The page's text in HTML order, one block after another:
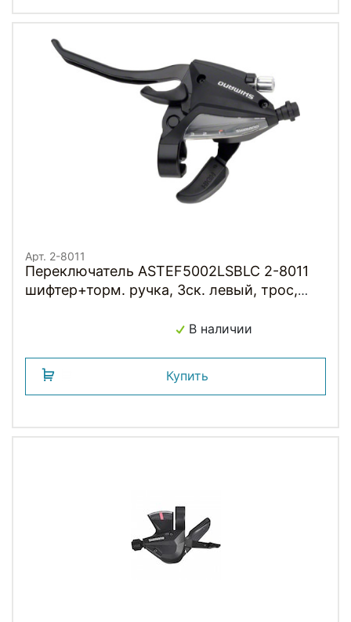
Арт. 2-8011
Переключатель ASTEF5002LSBLC 2-8011
шифтер+торм. ручка, 3ск. левый, трос,
В наличии
Купить